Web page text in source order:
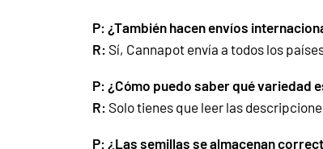
P: ¿También hacen envíos
R: Sí, Cannapot envía a todos los
P: ¿Cómo puedo saber qué variedad
R: Solo tienes que leer las
P: ¿Las semillas se almacenan